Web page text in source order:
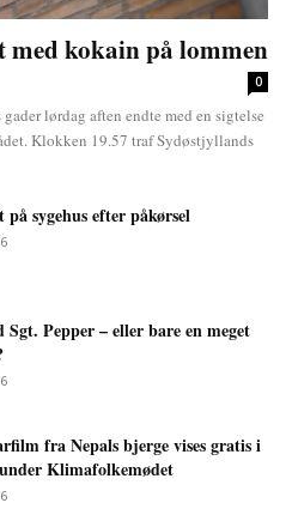
med kokain på lommen
0
lørdag aften endte med en sigtelse
Klokken 19.57 traf Sydøstjyllands
sygehus efter påkørsel
Sgt. Pepper – eller bare en meget
fra Nepals bjerge vises gratis i
Klimafolkemødet